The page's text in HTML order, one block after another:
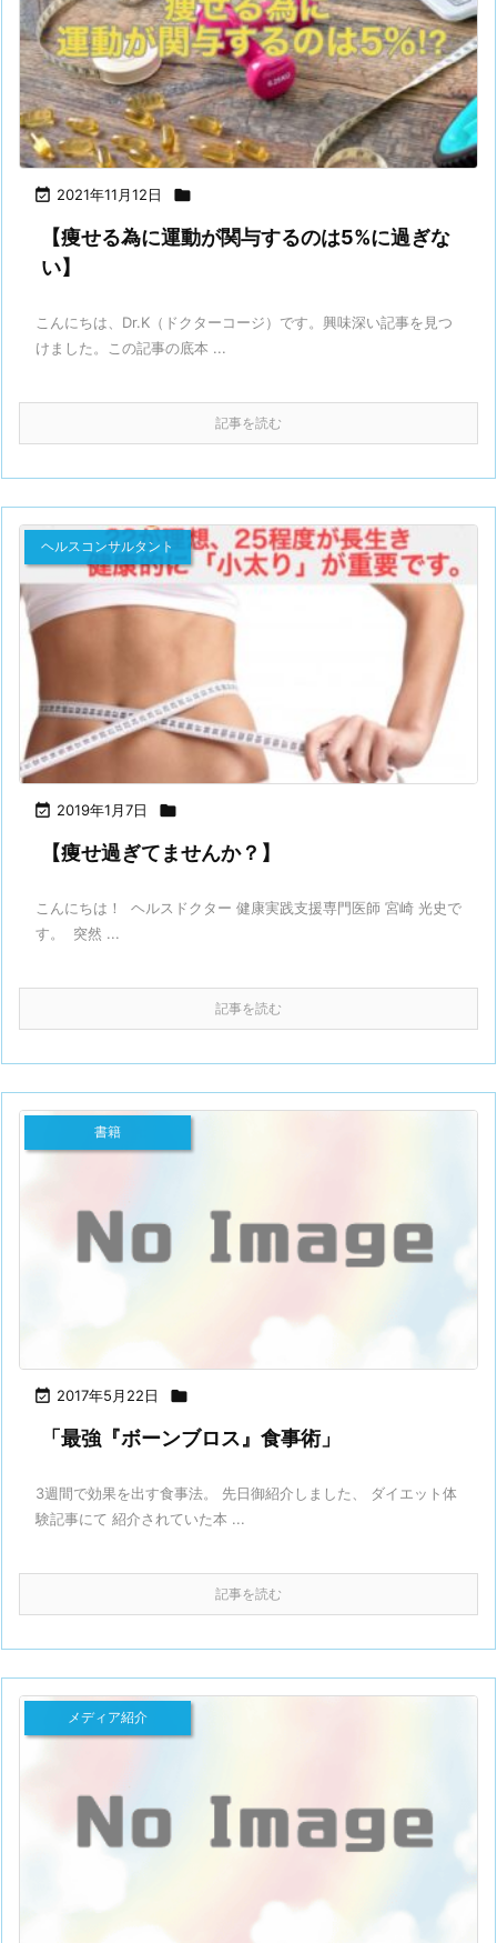
 2021年11月12日 
【痩せる為に運動が関与するのは5%に過ぎな
い】
こんにちは、Dr.K（ドクターコージ）です。⁡興味深い記事を見つ
けました。⁡この記事の底本 ...
記事を読む
 2019年1月7日 
ヘルスコンサルタント
【痩せ過ぎてませんか？】
こんにちは！ ヘルスドクター 健康実践支援専門医師 宮崎 光史で
す。 突然 ...
記事を読む
 2017年5月22日 
書籍
「最強『ボーンブロス』食事術」
3週間で効果を出す食事法。 先日御紹介しました、 ダイエット体
験記事にて 紹介されていた本 ...
記事を読む
メディア紹介